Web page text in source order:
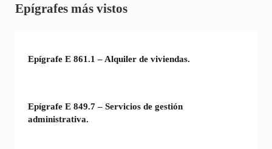
Sidebar
Epígrafes más vistos
Epígrafe E 861.1 – Alquiler de viviendas.
Epígrafe E 849.7 – Servicios de gestión
administrativa.